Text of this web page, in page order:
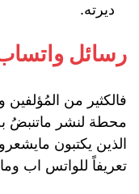
ديرته.
رسائل
فالكثير من
محطة لنشر ماتنبضُ بةِ
الذين يكتبون
تعريفاً للواتس اب